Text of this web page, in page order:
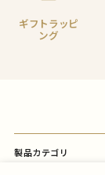
ギフトラッピ
ング
製品カテゴリ